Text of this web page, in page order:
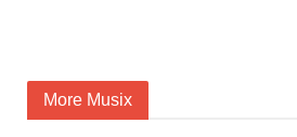
More Musix